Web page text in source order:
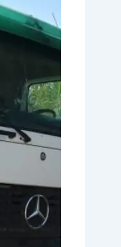
بيارات
ببريده
0539415348